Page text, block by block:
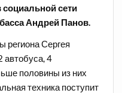
сети
Андрей Панов.
региона Сергея
4
половины из них
техника поступит